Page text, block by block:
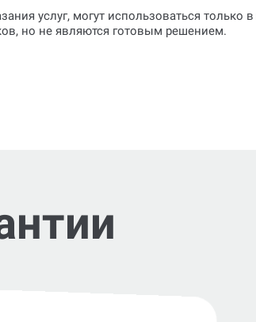
услуг, могут использоваться
но не являются готовым решением.